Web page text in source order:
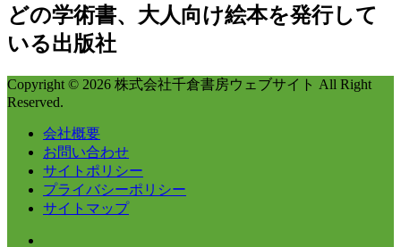
どの学術書、大人向け絵本を発行して
いる出版社
Copyright © 2026 株式会社千倉書房ウェブサイト All Right
Reserved.
会社概要
お問い合わせ
サイトポリシー
プライバシーポリシー
サイトマップ